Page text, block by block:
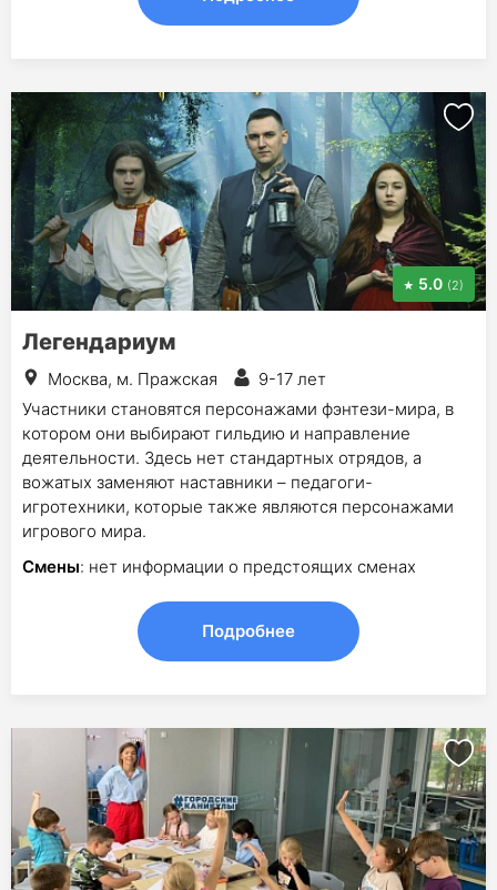
5.0 (2)
Легендариум
Москва, м. Пражская
9-17 лет
Участники становятся персонажами фэнтези-мира, в
котором они выбирают гильдию и направление
деятельности. Здесь нет стандартных отрядов, а
вожатых заменяют наставники – педагоги-
игротехники, которые также являются персонажами
игрового мира.
Смены: нет информации о предстоящих сменах
Подробнее